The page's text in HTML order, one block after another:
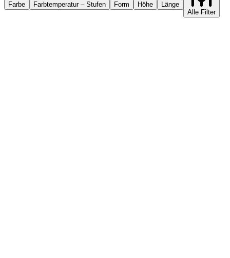
Farbe Farbtemperatur – Stufen Form Höhe
Länge
Alle Filter